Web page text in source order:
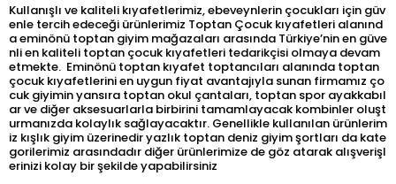
Kullanışlı ve kaliteli kıyafetlerimiz, ebeveynlerin çocukları için güv
enle tercih edeceği ürünlerimiz Toptan Çocuk kıyafetleri alanınd
a eminönü toptan giyim mağazaları arasında Türkiye’nin en güve
nli en kaliteli toptan çocuk kıyafetleri tedarikçisi olmaya devam
etmekte. Eminönü toptan kıyafet toptancıları alanında toptan
çocuk kıyafetlerini en uygun fiyat avantajıyla sunan firmamız ço
cuk giyimin yansıra toptan okul çantaları, toptan spor ayakkabıl
ar ve diğer aksesuarlarla birbirini tamamlayacak kombinler oluşt
urmanızda kolaylık sağlayacaktır. Genellikle kullanılan ürünlerim
iz kışlık giyim üzerinedir yazlık toptan deniz giyim şortları da kate
gorilerimiz arasındadır diğer ürünlerimize de göz atarak alışverişl
erinizi kolay bir şekilde yapabilirsiniz